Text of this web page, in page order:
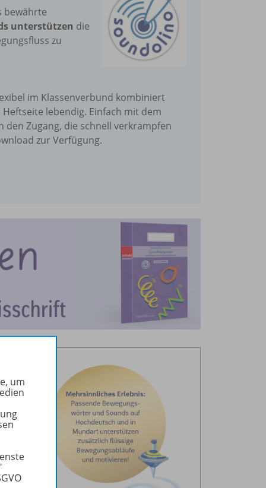
bewährte
unterstützen die
zu
im Klassenverbund kombiniert
lebendig. Einfach mit dem
Zugang, die schnell verkrampfen
zur Verfügung.
um